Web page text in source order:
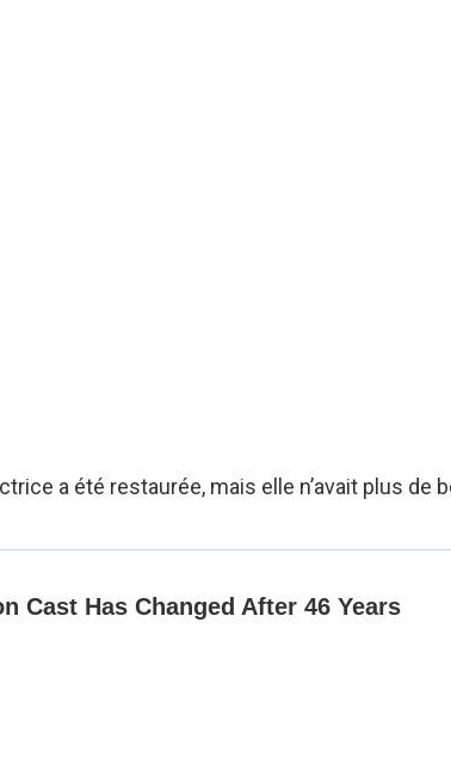
a été restaurée, mais elle n’avait plus de